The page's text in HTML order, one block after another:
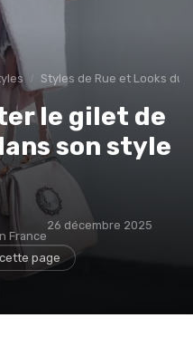
Styles de Rue et Looks du
le gilet de
son style
France
26 décembre 2025
page